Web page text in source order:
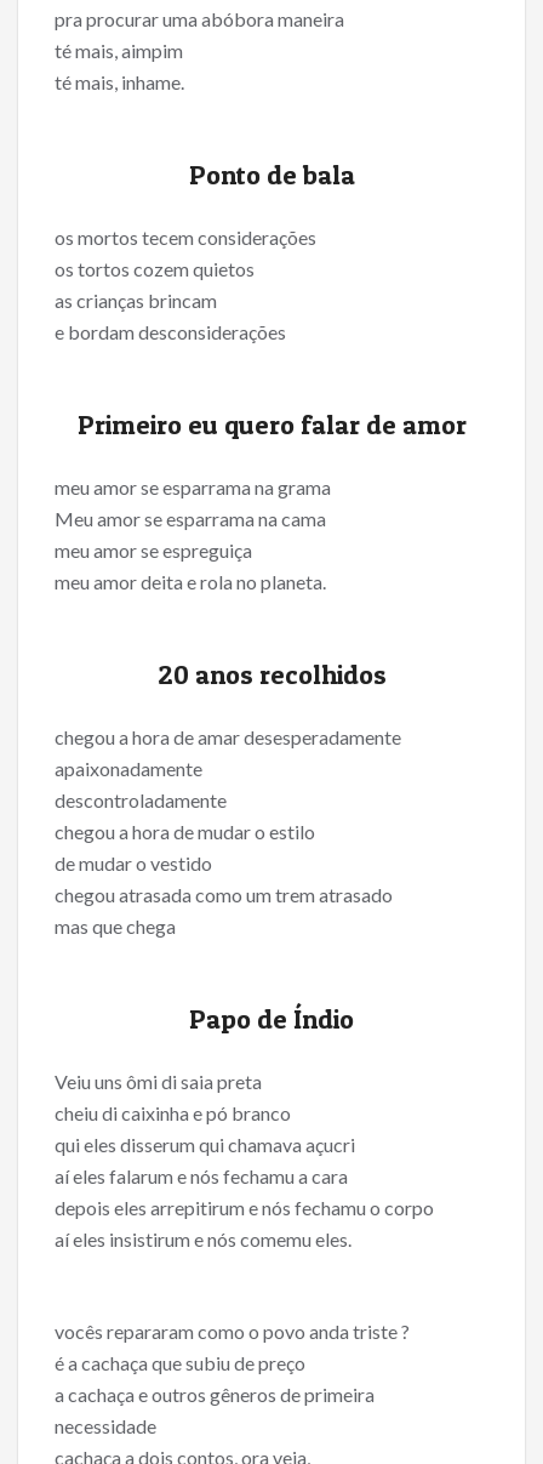
pra procurar uma abóbora maneira
té mais, aimpim
té mais, inhame.
Ponto de bala
os mortos tecem considerações
os tortos cozem quietos
as crianças brincam
e bordam desconsiderações
Primeiro eu quero falar de amor
meu amor se esparrama na grama
Meu amor se esparrama na cama
meu amor se espreguiça
meu amor deita e rola no planeta.
20 anos recolhidos
chegou a hora de amar desesperadamente
apaixonadamente
descontroladamente
chegou a hora de mudar o estilo
de mudar o vestido
chegou atrasada como um trem atrasado
mas que chega
Papo de Índio
Veiu uns ômi di saia preta
cheiu di caixinha e pó branco
qui eles disserum qui chamava açucri
aí eles falarum e nós fechamu a cara
depois eles arrepitirum e nós fechamu o corpo
aí eles insistirum e nós comemu eles.
vocês repararam como o povo anda triste ?
é a cachaça que subiu de preço
a cachaça e outros gêneros de primeira
necessidade
cachaça a dois contos, ora veja,